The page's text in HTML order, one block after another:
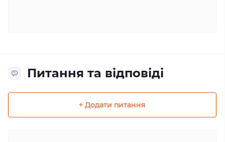
Питання та відповіді
+ Додати питання